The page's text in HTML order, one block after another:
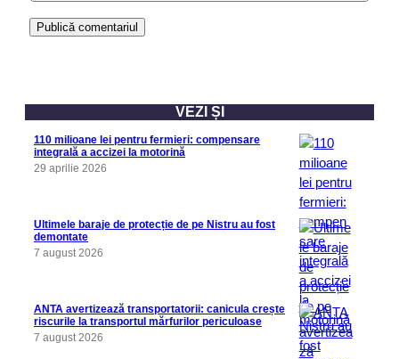
VEZI ȘI
110 milioane lei pentru fermieri: compensare
integrală a accizei la motorină
29 aprilie 2026
Ultimele baraje de protecție de pe Nistru au fost
demontate
7 august 2026
ANTA avertizează transportatorii: canicula crește
riscurile la transportul mărfurilor periculoase
7 august 2026